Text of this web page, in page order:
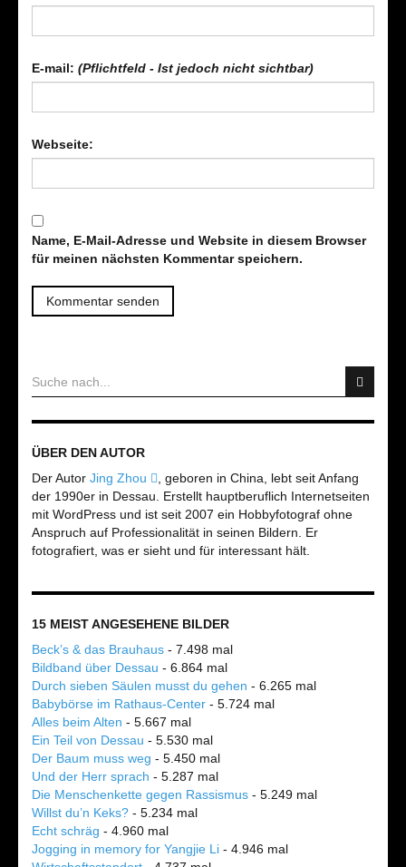
E-mail: (Pflichtfeld - Ist jedoch nicht sichtbar)
Webseite:
Name, E-Mail-Adresse und Website in diesem Browser
für meinen nächsten Kommentar speichern.
ÜBER DEN AUTOR
Der Autor Jing Zhou
, geboren in China, lebt seit Anfang
der 1990er in Dessau. Erstellt hauptberuflich Internetseiten
mit WordPress und ist seit 2007 ein Hobbyfotograf ohne
Anspruch auf Professionalität in seinen Bildern. Er
fotografiert, was er sieht und für interessant hält.
15 MEIST ANGESEHENE BILDER
Beck’s & das Brauhaus - 7.498 mal
Bildband über Dessau - 6.864 mal
Durch sieben Säulen musst du gehen - 6.265 mal
Babybörse im Rathaus-Center - 5.724 mal
Alles beim Alten - 5.667 mal
Ein Teil von Dessau - 5.530 mal
Der Baum muss weg - 5.450 mal
Und der Herr sprach - 5.287 mal
Die Menschenkette gegen Rassismus - 5.249 mal
Willst du’n Keks? - 5.234 mal
Echt schräg - 4.960 mal
Jogging in memory for Yangjie Li - 4.946 mal